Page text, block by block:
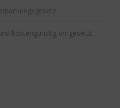
kostengünstig umgesetzt